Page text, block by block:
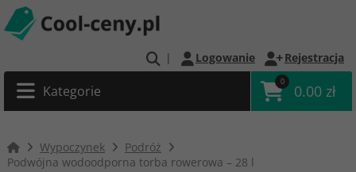
| Logowanie Rejestracja
Kategorie
0
0.00 zł
Wypoczynek
Podróż
Podwójna wodoodporna torba rowerowa – 28 l